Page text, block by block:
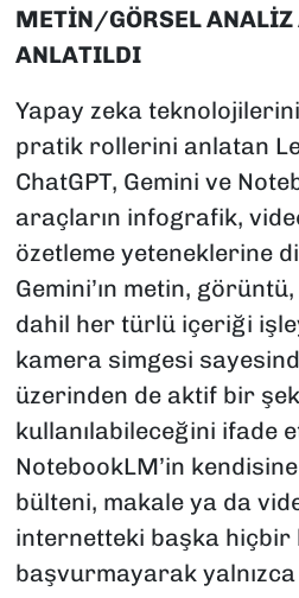
METİN/GÖRSEL
ANLATILDI
Yapay zeka
pratik rollerini anlatan
ChatGPT, Gemini ve
araçların infografik,
özetleme yeteneklerine
Gemini’ın metin,
dahil her türlü içeriği
kamera simgesi
üzerinden de aktif bir
kullanılabileceğini ifade
NotebookLM’in
bülteni, makale ya da
internetteki başka hiçbir
başvurmayarak yalnızca